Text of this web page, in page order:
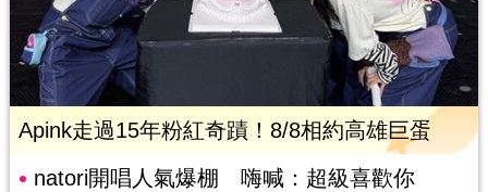
Apink走過15年粉紅奇蹟！8/8相約高雄巨蛋
natori開唱人氣爆棚 嗨喊：超級喜歡你